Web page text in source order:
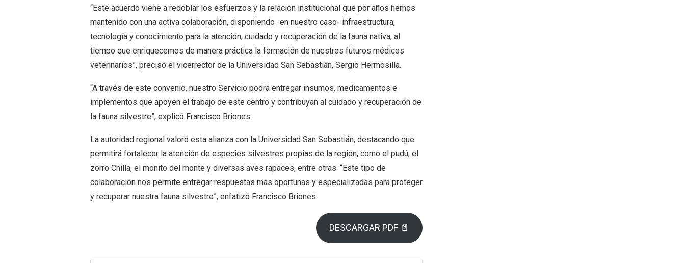
“Este acuerdo viene a redoblar los esfuerzos y la relación institucional que por años hemos
mantenido con una activa colaboración, disponiendo -en nuestro caso- infraestructura,
tecnología y conocimiento para la atención, cuidado y recuperación de la fauna nativa, al
tiempo que enriquecemos de manera práctica la formación de nuestros futuros médicos
veterinarios”, precisó el vicerrector de la Universidad San Sebastián, Sergio Hermosilla.
“A través de este convenio, nuestro Servicio podrá entregar insumos, medicamentos e
implementos que apoyen el trabajo de este centro y contribuyan al cuidado y recuperación de
la fauna silvestre”, explicó Francisco Briones.
La autoridad regional valoró esta alianza con la Universidad San Sebastián, destacando que
permitirá fortalecer la atención de especies silvestres propias de la región, como el pudú, el
zorro Chilla, el monito del monte y diversas aves rapaces, entre otras. “Este tipo de
colaboración nos permite entregar respuestas más oportunas y especializadas para proteger
y recuperar nuestra fauna silvestre”, enfatizó Francisco Briones.
DESCARGAR PDF 📄